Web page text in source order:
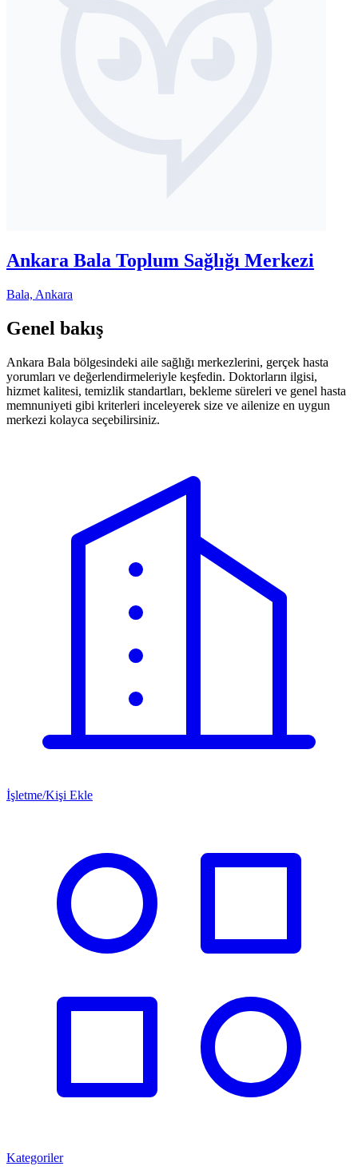
Ankara Bala Toplum Sağlığı Merkezi
Bala, Ankara
Genel bakış
Ankara Bala bölgesindeki aile sağlığı merkezlerini, gerçek hasta
yorumları ve değerlendirmeleriyle keşfedin. Doktorların ilgisi,
hizmet kalitesi, temizlik standartları, bekleme süreleri ve genel hasta
memnuniyeti gibi kriterleri inceleyerek size ve ailenize en uygun
merkezi kolayca seçebilirsiniz.
İşletme/Kişi Ekle
Kategoriler